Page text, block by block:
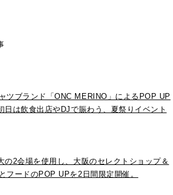
ツブランド「ONC MERINO」によるPOP UP
は飲食出店やDJで賑わう、夏祭りイベント
の2会場を使用し、大阪のセレクトショップ＆
フードのPOP UPを2日間限定開催。